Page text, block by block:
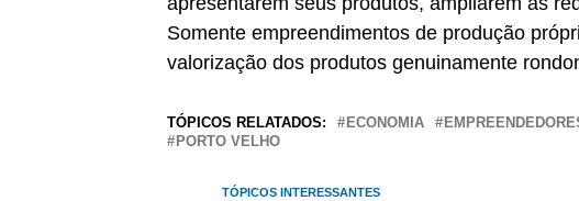
Somente empreendimentos de produção
valorização dos produtos genuinamente
TÓPICOS RELATADOS: ECONOMIA
PORTO VELHO
TÓPICOS INTERESSANTES